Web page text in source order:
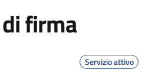
firma
Servizio attivo